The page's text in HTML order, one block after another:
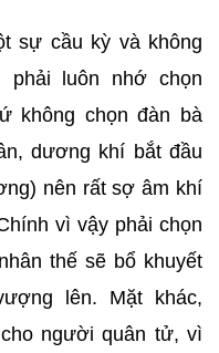
sự cầu kỳ và không
phải luôn nhớ chọn
không chọn đàn bà
dương khí bắt đầu
nên rất sợ âm khí
vì vậy phải chọn
thế sẽ bổ khuyết
lên. Mặt khác,
người quân tử, vì